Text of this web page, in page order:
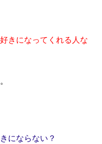
きになってくれる人な
にならない？